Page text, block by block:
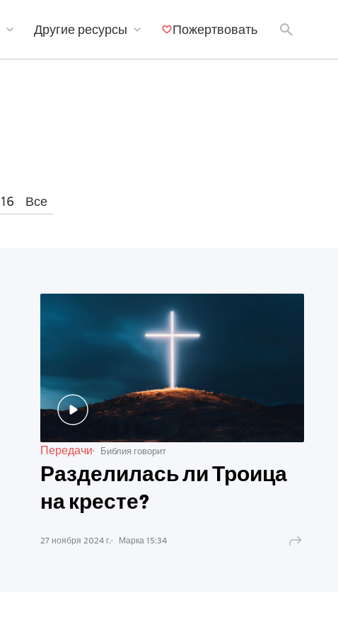
Другие ресурсы Пожертвовать
16 Все
Передачи Библия говорит
Разделилась ли Троица
на кресте?
27 ноября 2024 г. Марка 15:34